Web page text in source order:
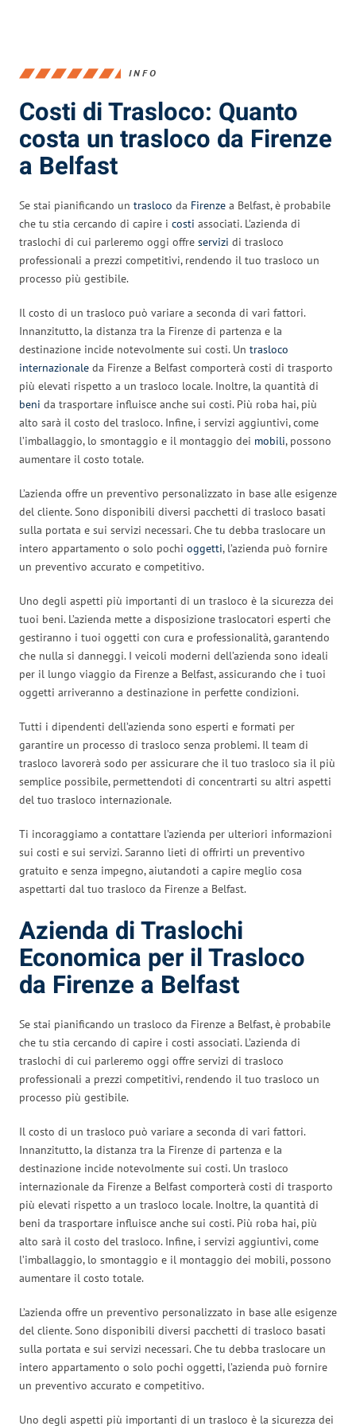
INFO
Costi di Trasloco: Quanto
costa un trasloco da Firenze
a Belfast
Se stai pianificando un trasloco da Firenze a Belfast, è probabile
che tu stia cercando di capire i costi associati. L’azienda di
traslochi di cui parleremo oggi offre servizi di trasloco
professionali a prezzi competitivi, rendendo il tuo trasloco un
processo più gestibile.
Il costo di un trasloco può variare a seconda di vari fattori.
Innanzitutto, la distanza tra la Firenze di partenza e la
destinazione incide notevolmente sui costi. Un trasloco
internazionale da Firenze a Belfast comporterà costi di trasporto
più elevati rispetto a un trasloco locale. Inoltre, la quantità di
beni da trasportare influisce anche sui costi. Più roba hai, più
alto sarà il costo del trasloco. Infine, i servizi aggiuntivi, come
l’imballaggio, lo smontaggio e il montaggio dei mobili, possono
aumentare il costo totale.
L’azienda offre un preventivo personalizzato in base alle esigenze
del cliente. Sono disponibili diversi pacchetti di trasloco basati
sulla portata e sui servizi necessari. Che tu debba traslocare un
intero appartamento o solo pochi oggetti, l’azienda può fornire
un preventivo accurato e competitivo.
Uno degli aspetti più importanti di un trasloco è la sicurezza dei
tuoi beni. L’azienda mette a disposizione traslocatori esperti che
gestiranno i tuoi oggetti con cura e professionalità, garantendo
che nulla si danneggi. I veicoli moderni dell’azienda sono ideali
per il lungo viaggio da Firenze a Belfast, assicurando che i tuoi
oggetti arriveranno a destinazione in perfette condizioni.
Tutti i dipendenti dell’azienda sono esperti e formati per
garantire un processo di trasloco senza problemi. Il team di
trasloco lavorerà sodo per assicurare che il tuo trasloco sia il più
semplice possibile, permettendoti di concentrarti su altri aspetti
del tuo trasloco internazionale.
Ti incoraggiamo a contattare l’azienda per ulteriori informazioni
sui costi e sui servizi. Saranno lieti di offrirti un preventivo
gratuito e senza impegno, aiutandoti a capire meglio cosa
aspettarti dal tuo trasloco da Firenze a Belfast.
Azienda di Traslochi
Economica per il Trasloco
da Firenze a Belfast
Se stai pianificando un trasloco da Firenze a Belfast, è probabile
che tu stia cercando di capire i costi associati. L’azienda di
traslochi di cui parleremo oggi offre servizi di trasloco
professionali a prezzi competitivi, rendendo il tuo trasloco un
processo più gestibile.
Il costo di un trasloco può variare a seconda di vari fattori.
Innanzitutto, la distanza tra la Firenze di partenza e la
destinazione incide notevolmente sui costi. Un trasloco
internazionale da Firenze a Belfast comporterà costi di trasporto
più elevati rispetto a un trasloco locale. Inoltre, la quantità di
beni da trasportare influisce anche sui costi. Più roba hai, più
alto sarà il costo del trasloco. Infine, i servizi aggiuntivi, come
l’imballaggio, lo smontaggio e il montaggio dei mobili, possono
aumentare il costo totale.
L’azienda offre un preventivo personalizzato in base alle esigenze
del cliente. Sono disponibili diversi pacchetti di trasloco basati
sulla portata e sui servizi necessari. Che tu debba traslocare un
intero appartamento o solo pochi oggetti, l’azienda può fornire
un preventivo accurato e competitivo.
Uno degli aspetti più importanti di un trasloco è la sicurezza dei